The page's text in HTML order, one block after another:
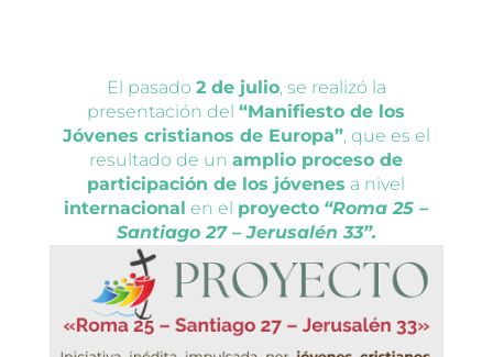
El pasado 2 de julio, se realizó la
presentación del“Manifiesto de los
Jóvenes cristianos de Europa”, que es el
resultado de unamplio proceso de
participación de los jóvenes a nivel
internacional en el proyecto “Roma 25 –
Santiago 27 – Jerusalén 33”.